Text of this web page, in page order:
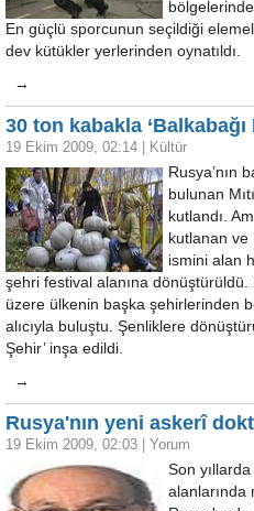
En güçlü sporcunun seçildiği
dev kütükler yerlerinden oynatıldı.
→
30 ton kabakla ‘Balkabağı
19 Ekim 2009, 02:14 Kültür
Rusya’nın
bulunan
kutlandı.
kutlanan ve
ismini alan
şehri festival alanına
üzere ülkenin başka şehirlerinden
alıcıyla buluştu. Şenliklere
Şehir’ inşa edildi.
→
Rusya'nın yeni askerî
19 Ekim 2009, 02:03 Yorum
Son
alanlarında